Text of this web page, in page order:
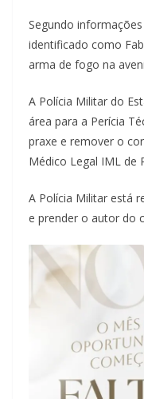
Segundo
identificado como
arma de fogo na
A Polícia Militar do
área para a Perícia
praxe e remover o
Médico Legal IML de
A Polícia Militar está
e prender o autor do